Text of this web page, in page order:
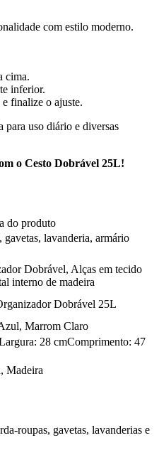
com estilo moderno.
cima.
inferior.
e finalize o ajuste.
para uso diário e diversas
o Cesto Dobrável 25L!
do produto
gavetas, lavanderia, armário
Dobrável, Alças em tecido
interno de madeira
Dobrável 25L
Marrom Claro
28 cmComprimento: 47
Madeira
roupas, gavetas, lavanderias e